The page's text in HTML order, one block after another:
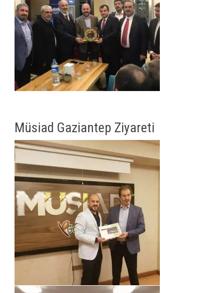
Müsiad Gaziantep Ziyareti